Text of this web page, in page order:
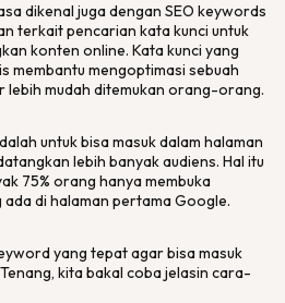
dikenal juga dengan SEO keywords
terkait pencarian kata kunci untuk
konten online. Kata kunci yang
membantu mengoptimasi sebuah
lebih mudah ditemukan orang-orang.
untuk bisa masuk dalam halaman
lebih banyak audiens. Hal itu
75% orang hanya membuka
di halaman pertama Google.
yang tepat agar bisa masuk
kita bakal coba jelasin cara-